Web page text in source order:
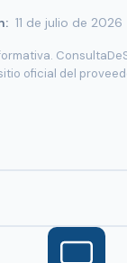
11 de julio de 2026
oficial del